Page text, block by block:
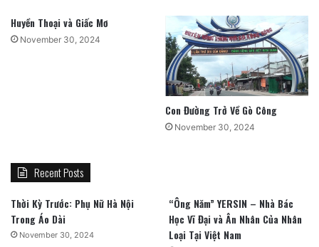
Huyền Thoại và Giấc Mơ
November 30, 2024
Con Đường Trở Về Gò Công
November 30, 2024
Recent Posts
Thời Kỳ Trước: Phụ Nữ Hà Nội
Trong Áo Dài
November 30, 2024
“Ông Năm” YERSIN – Nhà Bác
Học Vĩ Đại và Ân Nhân Của Nhân
Loại Tại Việt Nam